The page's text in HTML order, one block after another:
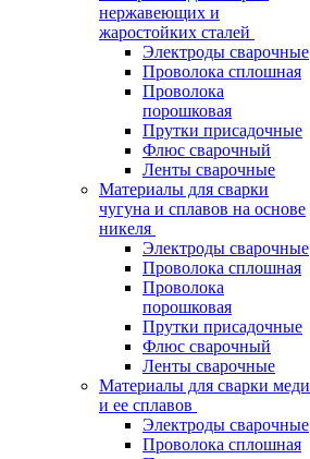
нержавеющих и
жаростойких сталей
Электроды сварочные
Проволока сплошная
Проволока
порошковая
Прутки присадочные
Флюс сварочный
Ленты сварочные
Материалы для сварки
чугуна и сплавов на основе
никеля
Электроды сварочные
Проволока сплошная
Проволока
порошковая
Прутки присадочные
Флюс сварочный
Ленты сварочные
Материалы для сварки меди
и ее сплавов
Электроды сварочные
Проволока сплошная